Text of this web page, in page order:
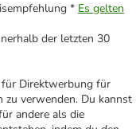
* Es gelten
der letzten 30
Direktwerbung für
zu verwenden. Du kannst
andere als die